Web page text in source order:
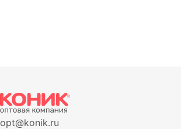
opt@konik.ru